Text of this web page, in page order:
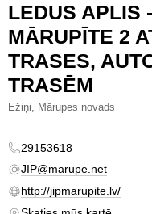
LEDUS APLIS
MĀRUPĪTE 2
TRASES,
TRASĒM
Ežiņi, Mārupes novads
29153618
JIP@marupe.net
http://jipmarupite.lv/